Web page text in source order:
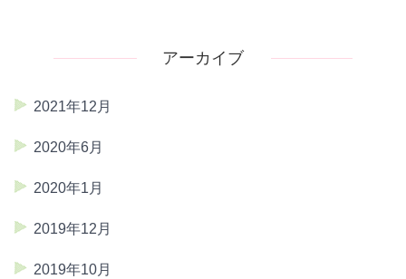
アーカイブ
2021年12月
2020年6月
2020年1月
2019年12月
2019年10月